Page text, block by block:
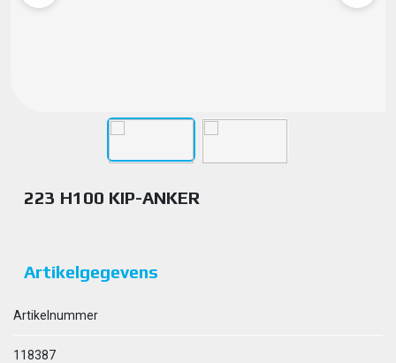
223 H100 KIP-ANKER
Artikelgegevens
Artikelnummer
118387